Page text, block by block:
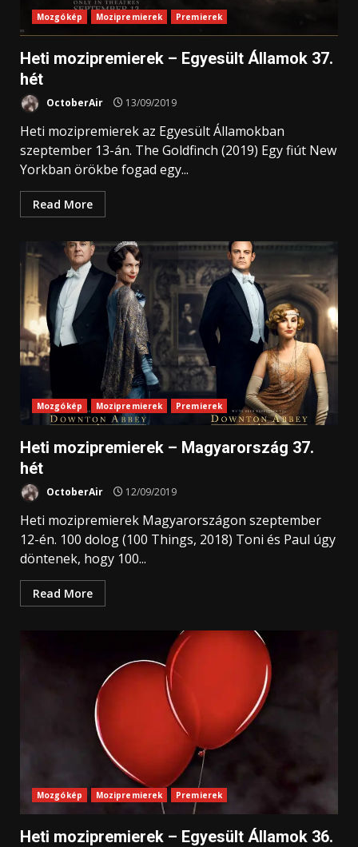
Mozgókép Mozipremierek Premierek
Heti mozipremierek – Egyesült Államok 37.
hét
OctoberAir 13/09/2019
Heti mozipremierek az Egyesült Államokban
szeptember 13-án. The Goldfinch (2019) Egy fiút New
Yorkban örökbe fogad egy...
Read More
Mozgókép Mozipremierek Premierek
Heti mozipremierek – Magyarország 37.
hét
OctoberAir 12/09/2019
Heti mozipremierek Magyarországon szeptember
12-én. 100 dolog (100 Things, 2018) Toni és Paul úgy
döntenek, hogy 100...
Read More
Mozgókép Mozipremierek Premierek
Heti mozipremierek – Egyesült Államok 36.